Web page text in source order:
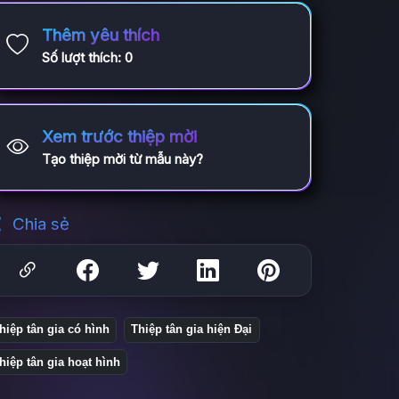
Thêm yêu thích
Số lượt thích: 0
Xem trước thiệp mời
Tạo thiệp mời từ mẫu này?
Chia sẻ
tân gia có hình Thiệp tân gia hiện Đại
tân gia hoạt hình